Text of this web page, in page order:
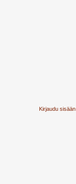
Kirjaudu sisään